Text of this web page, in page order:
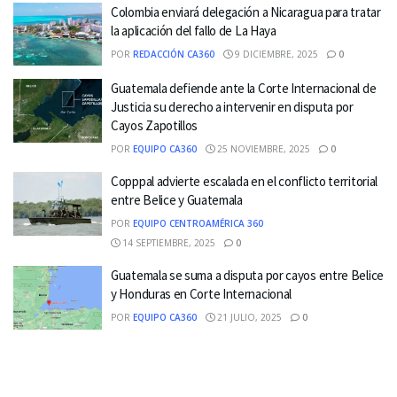
Colombia enviará delegación a Nicaragua para tratar
la aplicación del fallo de La Haya
POR REDACCIÓN CA360 9 DICIEMBRE, 2025 0
Guatemala defiende ante la Corte Internacional de
Justicia su derecho a intervenir en disputa por
Cayos Zapotillos
POR EQUIPO CA360 25 NOVIEMBRE, 2025 0
Copppal advierte escalada en el conflicto territorial
entre Belice y Guatemala
POR EQUIPO CENTROAMÉRICA 360
14 SEPTIEMBRE, 2025
0
Guatemala se suma a disputa por cayos entre Belice
y Honduras en Corte Internacional
POR EQUIPO CA360 21 JULIO, 2025 0